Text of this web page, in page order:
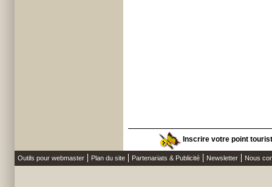
Inscrire votre point
Outils pour webmaster Plan du site Partenariats & Publicité Newsletter Nous